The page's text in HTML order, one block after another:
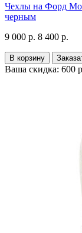
Чехлы на Форд
черным
9 000 р. 8 400 р.
В корзину
Ваша скидка: 600